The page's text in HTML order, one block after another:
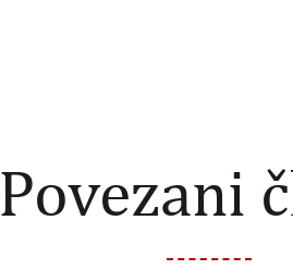
Povezani